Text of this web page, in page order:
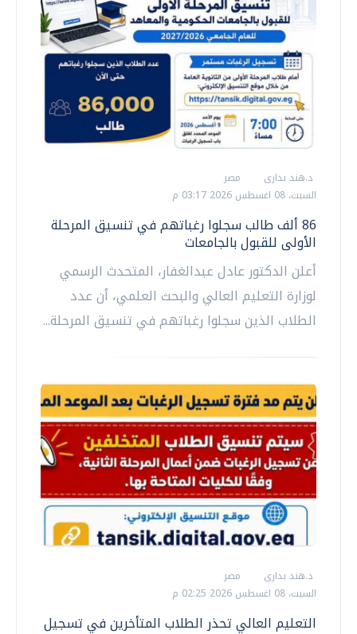
د.هند بدارى
مصر
السبت، 08 اغسطس 2026 03:17 م
86 ألف طالب سجلوا رغباتهم في تنسيق المرحلة
الأولى للقبول بالجامعات
أعلن الدكتور عادل عبدالغفار، المتحدث الرسمي
لوزارة التعليم العالي والبحث العلمي، أن عدد
الطلاب الذين سجلوا رغباتهم في تنسيق المرحلة...
د.هند بدارى
مصر
السبت، 08 اغسطس 2026 02:25 م
التعليم العالي تحذر الطلاب المتأخرين في تسجيل